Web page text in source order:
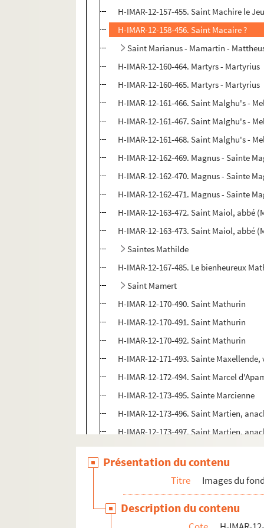
H-IMAR-12-157-455. Saint Machire le
H-IMAR-12-158-456. Saint Macaire ?
Saint Marianus - Mamartin -
H-IMAR-12-160-464. Martyrs - Martyrius
H-IMAR-12-160-465. Martyrs - Martyrius
H-IMAR-12-161-466. Saint Malghu's -
H-IMAR-12-161-467. Saint Malghu's -
H-IMAR-12-161-468. Saint Malghu's -
H-IMAR-12-162-469. Magnus - Sainte
H-IMAR-12-162-470. Magnus - Sainte
H-IMAR-12-162-471. Magnus - Sainte
H-IMAR-12-163-472. Saint Maiol, abbé
H-IMAR-12-163-473. Saint Maiol, abbé
Saintes Mathilde
H-IMAR-12-167-485. Le bienheureux
Saint Mamert
H-IMAR-12-170-490. Saint Mathurin
H-IMAR-12-170-491. Saint Mathurin
H-IMAR-12-170-492. Saint Mathurin
H-IMAR-12-171-493. Sainte
H-IMAR-12-172-494. Saint Marcel
H-IMAR-12-173-495. Sainte Marcienne
H-IMAR-12-173-496. Saint Martien,
H-IMAR-12-173-497. Saint Martien,
H-IMAR-12-173-498. Saint Martien,
Marcell - Magnobonus - Marcellus
Marcus, pape - Marcus, évêque -
H-IMAR-12-176-513. Saint Marc
H-IMAR-12-176-514. Saint Marc
Présentation du contenu
Titre Images du
Description du contenu